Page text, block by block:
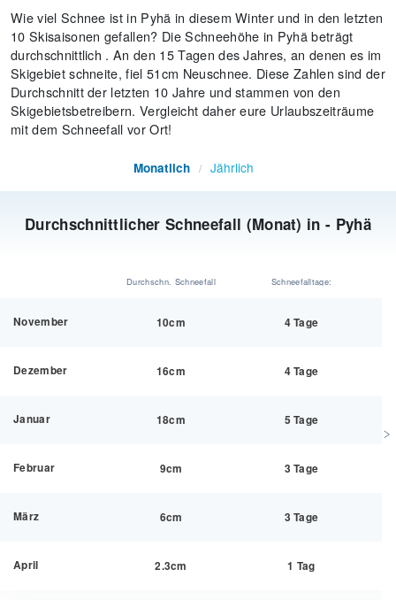
Wie viel Schnee ist in Pyhä in diesem Winter und in den letzten
10 Skisaisonen gefallen? Die Schneehöhe in Pyhä beträgt
durchschnittlich . An den 15 Tagen des Jahres, an denen es im
Skigebiet schneite, fiel 51cm Neuschnee. Diese Zahlen sind der
Durchschnitt der letzten 10 Jahre und stammen von den
Skigebietsbetreibern. Vergleicht daher eure Urlaubszeiträume
mit dem Schneefall vor Ort!
Durchschnittlicher Schneefall (Monat) in - Pyhä
Monatlich / Jährlich
Durchschn. Schneefall Schneefalltage:
November 10cm 4 Tage
Dezember 16cm 4 Tage
Januar 18cm 5 Tage
Februar 9cm 3 Tage
März 6cm 3 Tage
April 2.3cm 1 Tag